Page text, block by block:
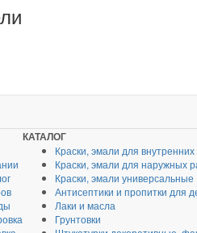
КАТАЛОГ
Краски, эмали для
Краски, эмали для наружных
Краски, эмали универсальные
Антисептики и пропитки для
Лаки и масла
Грунтовки